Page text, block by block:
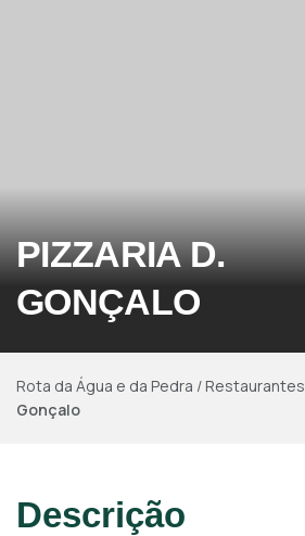
PIZZARIA D.
GONÇALO
Rota da Água e da Pedra /Restaurantes
Gonçalo
Descrição